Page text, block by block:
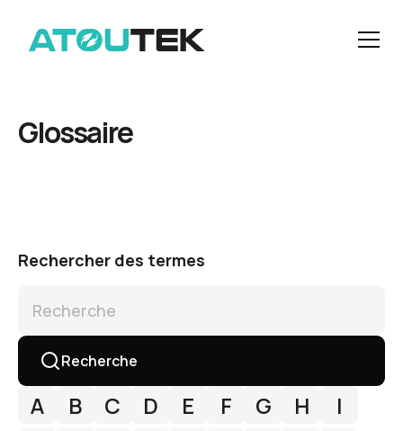
Glossaire
Rechercher des termes
Recherche
A B C D E F G H
I